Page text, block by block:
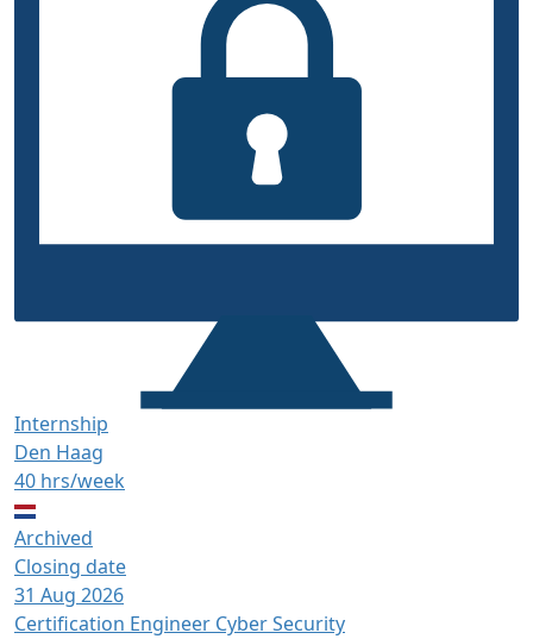
Internship
Den Haag
40 hrs/week
Archived
Closing date
31 Aug 2026
Certification Engineer Cyber Security